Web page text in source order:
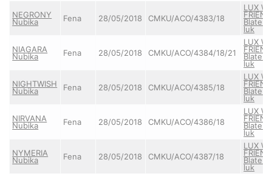
NEGRONY
Nubika Fena 28/05/2018 CMKU/ACO/4383/18
LUX
luk
NIAGARA
Nubika Fena 28/05/2018 CMKU/ACO/4384/18/21
LUX
luk
NIGHTWISH
Nubika Fena 28/05/2018 CMKU/ACO/4385/18
LUX
luk
NIRVANA
Nubika Fena 28/05/2018 CMKU/ACO/4386/18
LUX
luk
NYMERIA
Nubika Fena 28/05/2018 CMKU/ACO/4387/18
LUX
luk